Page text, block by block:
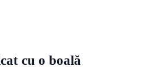
cu o boală